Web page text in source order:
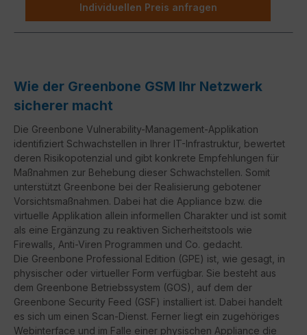
Individuellen Preis anfragen
Wie der Greenbone GSM Ihr Netzwerk
sicherer macht
Die Greenbone Vulnerability-Management-Applikation
identifiziert Schwachstellen in Ihrer IT-Infrastruktur, bewertet
deren Risikopotenzial und gibt konkrete Empfehlungen für
Maßnahmen zur Behebung dieser Schwachstellen. Somit
unterstützt Greenbone bei der Realisierung gebotener
Vorsichtsmaßnahmen. Dabei hat die Appliance bzw. die
virtuelle Applikation allein informellen Charakter und ist somit
als eine Ergänzung zu reaktiven Sicherheitstools wie
Firewalls, Anti-Viren Programmen und Co. gedacht.
Die Greenbone Professional Edition (GPE) ist, wie gesagt, in
physischer oder virtueller Form verfügbar. Sie besteht aus
dem Greenbone Betriebssystem (GOS), auf dem der
Greenbone Security Feed (GSF) installiert ist. Dabei handelt
es sich um einen Scan-Dienst. Ferner liegt ein zugehöriges
Webinterface und im Falle einer physischen Appliance die